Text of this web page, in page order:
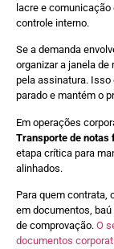
lacre e
controle interno.
Se a demanda
organizar a janela de
pela assinatura. Isso
parado e mantém o
Em operações
Transporte de notas
etapa crítica para
alinhados.
Para quem contrata,
em documentos,
de comprovação. O
documentos